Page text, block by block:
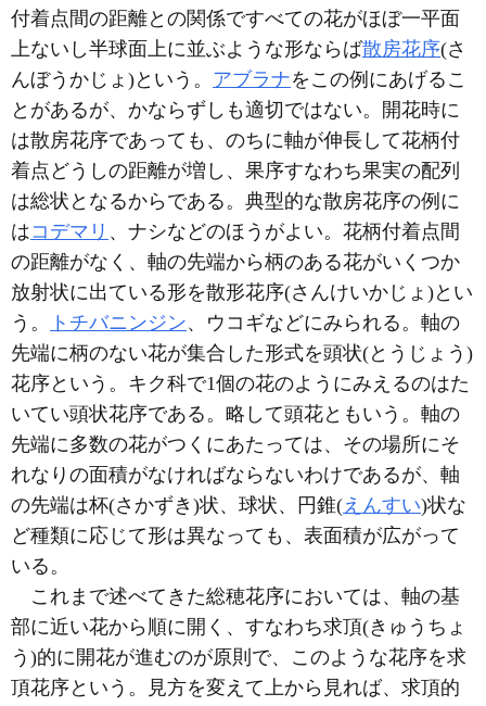
付着点間の距離との関係ですべての花がほぼ一平面
上ないし半球面上に並ぶような形ならば散房花序(さ
んぼうかじょ)という。 アブラナをこの例にあげるこ
とがあるが、かならずしも適切ではない。開花時に
は散房花序であっても、のちに軸が伸長して花柄付
着点どうしの距離が増し、果序すなわち果実の配列
は総状となるからである。典型的な散房花序の例に
はコデマリ 、ナシなどのほうがよい。花柄付着点間
の距離がなく、軸の先端から柄のある花がいくつか
放射状に出ている形を散形花序(さんけいかじょ)とい
う。
トチバニンジン、ウコギなどにみられる。軸の
先端に柄のない花が集合した形式を頭状(とうじょう)
花序という。キク科で1個の花のようにみえるのはた
いてい頭状花序である。略して頭花ともいう。軸の
先端に多数の花がつくにあたっては、その場所にそ
れなりの面積がなければならないわけであるが、軸
の先端は杯(さかずき)状、球状、円錐(えんすい)状な
ど種類に応じて形は異なっても、表面積が広がって
いる。
これまで述べてきた総穂花序においては、軸の基
部に近い花から順に開く、すなわち求頂(きゅうちょ
う)的に開花が進むのが原則で、このような花序を求
頂花序という。見方を変えて上から見れば、求頂的